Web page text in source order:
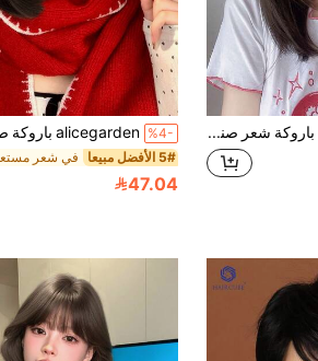
alicegarden باروكة شعر صناعية مستقيمة بنية اللون بطول 16 بوصة مع غرة، طبيعية وواقعية، مثالية للارتداء اليومي، مناسبة للنساء (الإكسسوارات غير مشمولة) %4-
5# الأفضل مبيعا
47.04